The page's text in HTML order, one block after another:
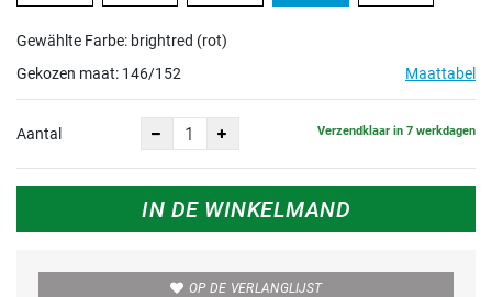
Gewählte Farbe: brightred (rot)
Gekozen maat: 146/152 Maattabel
Aantal Verzendklaar in 7 werkdagen
IN DE WINKELMAND
OP DE VERLANGLIJST